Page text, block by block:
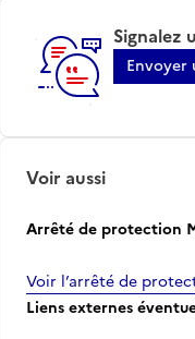
Signalez
Envoyer
Voir aussi
Arrêté de protection
Voir l’arrêté de
Liens externes